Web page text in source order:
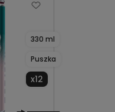
330 ml
Puszka
x12